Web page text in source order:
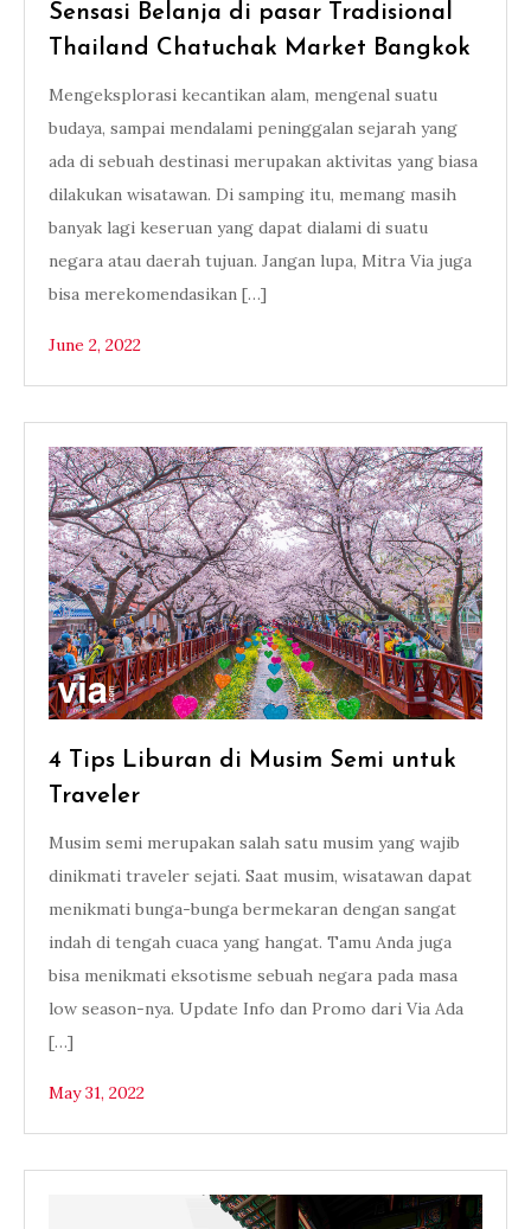
Sensasi Belanja di pasar Tradisional
Thailand Chatuchak Market Bangkok
Mengeksplorasi kecantikan alam, mengenal suatu
budaya, sampai mendalami peninggalan sejarah yang
ada di sebuah destinasi merupakan aktivitas yang biasa
dilakukan wisatawan. Di samping itu, memang masih
banyak lagi keseruan yang dapat dialami di suatu
negara atau daerah tujuan. Jangan lupa, Mitra Via juga
bisa merekomendasikan […]
June 2, 2022
4 Tips Liburan di Musim Semi untuk
Traveler
Musim semi merupakan salah satu musim yang wajib
dinikmati traveler sejati. Saat musim, wisatawan dapat
menikmati bunga-bunga bermekaran dengan sangat
indah di tengah cuaca yang hangat. Tamu Anda juga
bisa menikmati eksotisme sebuah negara pada masa
low season-nya. Update Info dan Promo dari Via Ada
[…]
May 31, 2022